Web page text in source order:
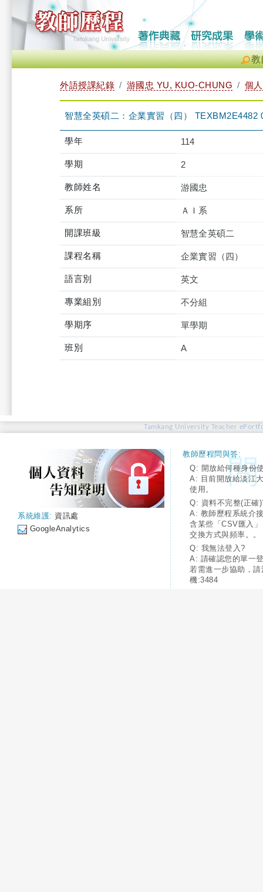
教
外語授課紀錄 游國忠 YU, KUO-CHUNG 個
智慧全英碩二：企業實習（四） TEXBM2E4482
學年 114
學期 2
教師姓名 游國忠
系所 ＡＩ系
開課班級 智慧全英碩二
課程名稱 企業實習（四）
語言別 英文
專業組別 不分組
學期序 單學期
班別 A
Tamkang University Teacher
系統維護: 資訊處
GoogleAnalytics
教師歷程問與答:
Q: 開放給何種身份
A: 目前開放給淡江
使用。
Q: 資料不完整(正確
A: 教師歷程系統介
含某些「CSV匯入
交換方式與頻率。。
Q: 我無法登入?
A: 請確認您的單一
若需進一步協助，
機:3484